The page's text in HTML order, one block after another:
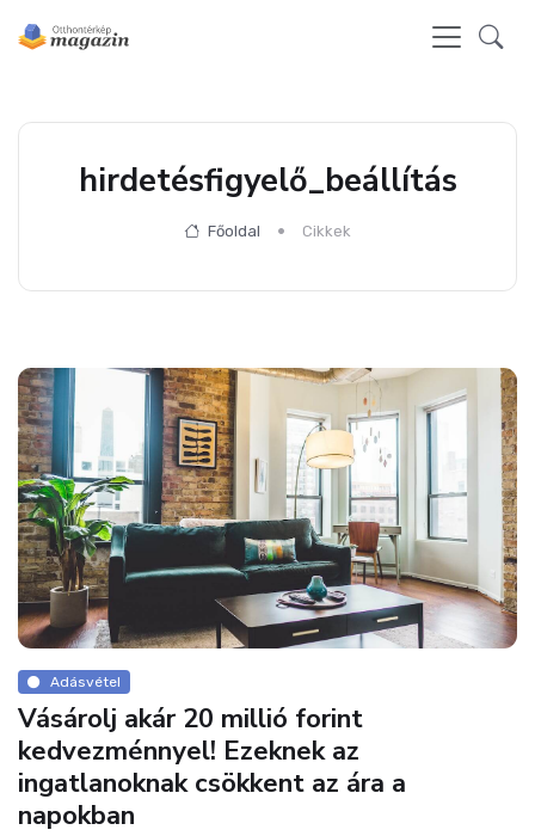
hirdetésfigyelő_beállítás
Főoldal Cikkek
Adásvétel
Vásárolj akár 20 millió forint
kedvezménnyel! Ezeknek az
ingatlanoknak csökkent az ára a
napokban